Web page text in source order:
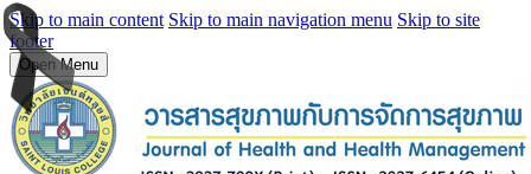
Skip to main content Skip to main navigation menu Skip to site
footer
Open Menu